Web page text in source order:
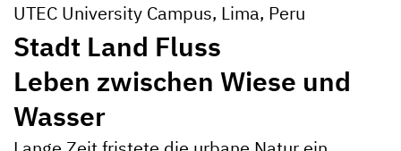
UTEC University Campus, Lima, Peru
Stadt Land Fluss
Leben zwischen Wiese und
Wasser